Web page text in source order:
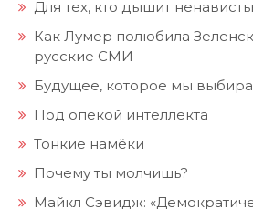
Как Лумер полюбила
русские СМИ
Будущее, которое мы
Под опекой интеллекта
Тонкие намёки
Почему ты молчишь?
Майкл Сэвидж: